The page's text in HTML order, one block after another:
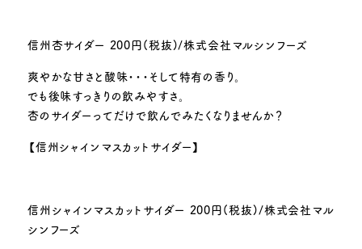
信州杏サイダー 200円(税抜)/株式会社マルシンフーズ
爽やかな甘さと酸味・・・そして特有の香り。
でも後味すっきりの飲みやすさ。
杏のサイダーってだけで飲んでみたくなりませんか？
【信州シャインマスカットサイダー】
信州シャインマスカットサイダー 200円(税抜)/株式会社マル
シンフーズ